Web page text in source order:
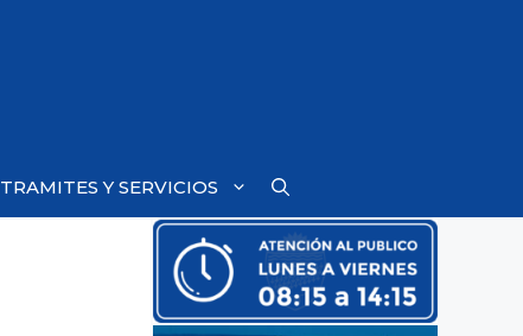
TRAMITES Y SERVICIOS